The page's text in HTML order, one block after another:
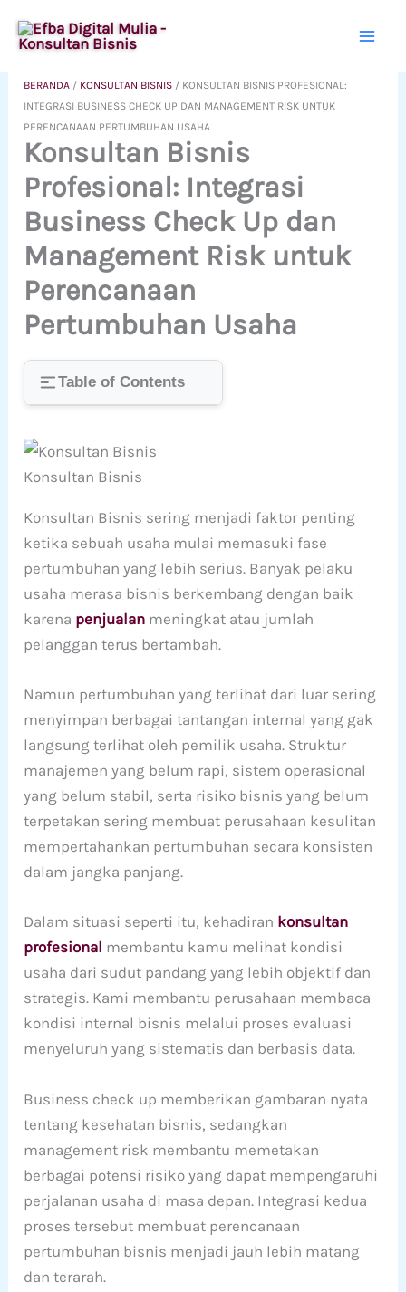
ke
BERANDA / KONSULTAN BISNIS / KONSULTAN BISNIS PROFESIONAL:
INTEGRASI BUSINESS CHECK UP DAN MANAGEMENT RISK UNTUK
PERENCANAAN PERTUMBUHAN USAHA
Konsultan Bisnis
Profesional: Integrasi
Business Check Up dan
Management Risk untuk
Perencanaan
Pertumbuhan Usaha
Table of Contents
Konsultan Bisnis
Konsultan Bisnis sering menjadi faktor penting
ketika sebuah usaha mulai memasuki fase
pertumbuhan yang lebih serius. Banyak pelaku
usaha merasa bisnis berkembang dengan baik
karena penjualan meningkat atau jumlah
pelanggan terus bertambah.
Namun pertumbuhan yang terlihat dari luar sering
menyimpan berbagai tantangan internal yang gak
langsung terlihat oleh pemilik usaha. Struktur
manajemen yang belum rapi, sistem operasional
yang belum stabil, serta risiko bisnis yang belum
terpetakan sering membuat perusahaan kesulitan
mempertahankan pertumbuhan secara konsisten
dalam jangka panjang.
Dalam situasi seperti itu, kehadiran konsultan
profesional membantu kamu melihat kondisi
usaha dari sudut pandang yang lebih objektif dan
strategis. Kami membantu perusahaan membaca
kondisi internal bisnis melalui proses evaluasi
menyeluruh yang sistematis dan berbasis data.
Business check up memberikan gambaran nyata
tentang kesehatan bisnis, sedangkan
management risk membantu memetakan
berbagai potensi risiko yang dapat mempengaruhi
perjalanan usaha di masa depan. Integrasi kedua
proses tersebut membuat perencanaan
pertumbuhan bisnis menjadi jauh lebih matang
dan terarah.